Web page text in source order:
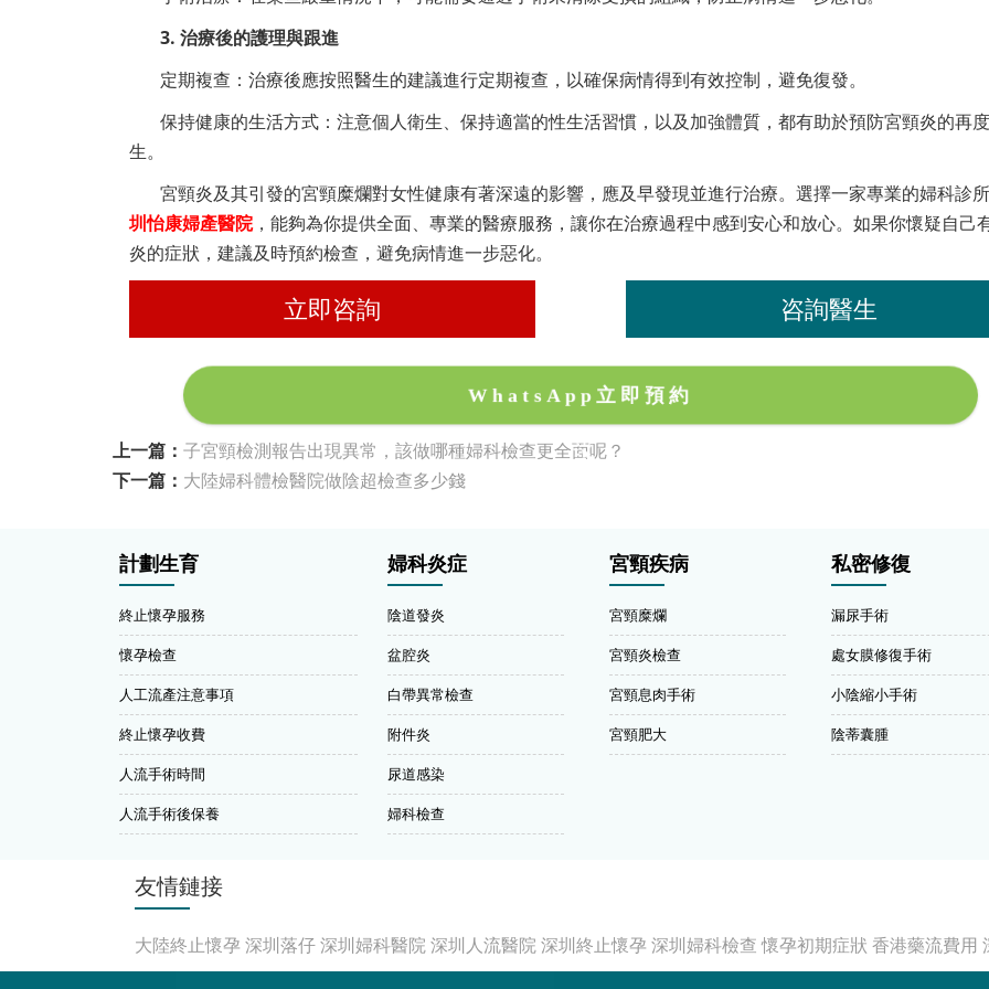
3. 治療後的護理與跟進
定期複查：治療後應按照醫生的建議進行定期複查，以確保病情得到有效控制，避免復發。
保持健康的生活方式：注意個人衛生、保持適當的性生活習慣，以及加強體質，都有助於預防宮頸炎的再
生。
宮頸炎及其引發的宮頸糜爛對女性健康有著深遠的影響，應及早發現並進行治療。選擇一家專業的婦科診
圳怡康婦產醫院，能夠為你提供全面、專業的醫療服務，讓你在治療過程中感到安心和放心。如果你懷疑自己
炎的症狀，建議及時預約檢查，避免病情進一步惡化。
立即咨詢 咨詢醫生
WhatsApp立即預約
上一篇： 子宮頸檢測報告出現異常，該做哪種婦科檢查更全面呢？
下一篇： 大陸婦科體檢醫院做陰超檢查多少錢
計劃生育
終止懷孕服務
懷孕檢查
人工流產注意事項
終止懷孕收費
人流手術時間
人流手術後保養
婦科炎症
陰道發炎
盆腔炎
白帶異常檢查
附件炎
尿道感染
婦科檢查
宮頸疾病
宮頸糜爛
宮頸炎檢查
宮頸息肉手術
宮頸肥大
私密修復
漏尿手術
處女膜修復手術
小陰縮小手術
陰蒂囊腫
友情鏈接
大陸終止懷孕 深圳落仔深圳婦科醫院深圳人流醫院深圳終止懷孕 深圳婦科檢查 懷孕初期症狀 香港藥流費用